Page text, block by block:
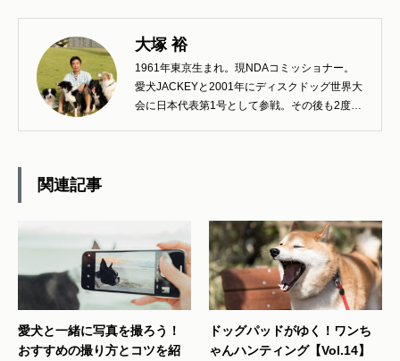
大塚 裕
1961年東京生まれ。現NDAコミッショナー。
愛犬JACKEYと2001年にディスクドッグ世界大
会に日本代表第1号として参戦。その後も2度日
関連記事
愛犬と一緒に写真を撮ろう！
おすすめの撮り方とコツを紹
ドッグパッドがゆく！ワンち
ゃんハンティング【Vol.14】